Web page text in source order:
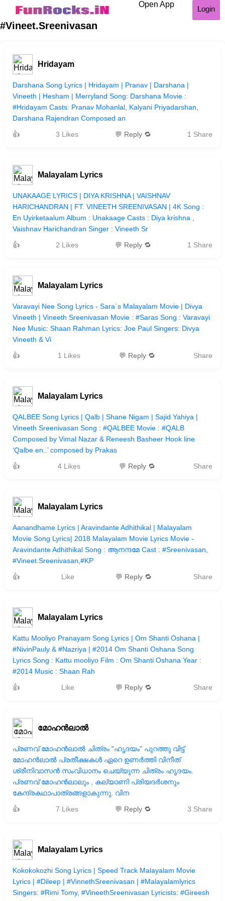
Open App
Login
#Vineet.Sreenivasan
Hridayam
Darshana Song Lyrics | Hridayam | Pranav | Darshana |
Vineeth | Hesham | Merryland Song: Darshana Movie :
#Hridayam Casts: Pranav Mohanlal, Kalyani Priyadarshan,
Darshana Rajendran Composed an
👍
3 Likes 💬 Reply 🔁 1 Share
Malayalam Lyrics
UNAKAAGE LYRICS | DIYA KRISHNA | VAISHNAV
HARICHANDRAN | FT. VINEETH SREENIVASAN | 4K Song :
En Uyirketaalum Album : Unakaage Casts : Diya krishna ,
Vaishnav Harichandran Singer : Vineeth Sr
👍
2 Likes 💬 Reply 🔁 1 Share
Malayalam Lyrics
Varavayi Nee Song Lyrics - Sara`s Malayalam Movie | Divya
Vineeth | Vineeth Sreenivasan Movie : #Saras Song : Varavayi
Nee Music: Shaan Rahman Lyrics: Joe Paul Singers: Divya
Vineeth & Vi
👍
1 Likes 💬 Reply 🔁 Share
Malayalam Lyrics
QALBEE Song Lyrics | Qalb | Shane Nigam | Sajid Yahiya |
Vineeth Sreenivasan Song : #QALBEE Movie : #QALB
Composed by Vimal Nazar & Reneesh Basheer Hook line
‘Qalbe en..’ composed by Prakas
👍
4 Likes 💬 Reply 🔁 Share
Malayalam Lyrics
Aanandhame Lyrics | Aravindante Adhithikal | Malayalam
Movie Song Lyrics| 2018 Malayalam Movie Lyrics Movie -
Aravindante Adhithikal Song : ആനന്ദമേ Cast : #Sreenivasan,
#Vineet.Sreenivasan,#KP
👍
Like 💬 Reply 🔁 Share
Malayalam Lyrics
Kattu Mooliyo Pranayam Song Lyrics | Om Shanti Oshana |
#NivinPauly & #Nazriya | #2014 Om Shanti Oshana Song
Lyrics Song : Kattu mooliyo Film : Om Shanti Oshana Year :
#2014 Music : Shaan Rah
👍
Like 💬 Reply 🔁 Share
മോഹൻലാൽ
പ്രണവ് മോഹൻലാൽ ചിത്രം "ഹൃദയം" പുറത്തു വിട്ട്
മോഹൻലാൽ പ്രതീക്ഷകൾ ഏറെ ഉണർത്തി വിനീത്
ശ്രീനിവാസൻ സംവിധാനം ചെയ്യുന്ന ചിത്രം ഹൃദയം.
പ്രണവ് മോഹൻലാലും , കല്യാണി പ്രിയദർശനും
കേന്ദ്രകഥാപാത്രങ്ങളാകുന്നു. വിന
👍
7 Likes 💬 Reply 🔁 3 Share
Malayalam Lyrics
Kokokokozhi Song Lyrics | Speed Track Malayalam Movie
Lyrics | #Dileep | #VinnethSreenivasan | #Malayalamlyrics
Singers: #Rimi Tomy, #VineethSreenivasan Lyricists: #Gireesh